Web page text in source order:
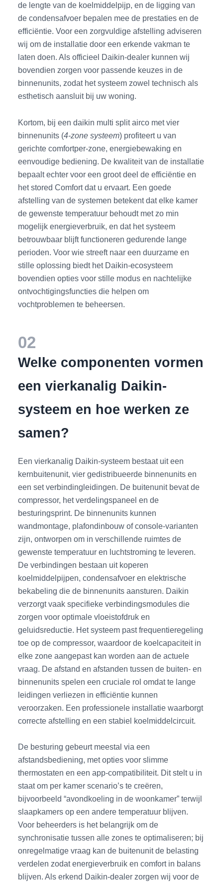
de lengte van de koelmiddelpijp, en de ligging van
de condensafvoer bepalen mee de prestaties en de
efficiëntie. Voor een zorgvuldige afstelling adviseren
wij om de installatie door een erkende vakman te
laten doen. Als officieel Daikin-dealer kunnen wij
bovendien zorgen voor passende keuzes in de
binnenunits, zodat het systeem zowel technisch als
esthetisch aansluit bij uw woning.
Kortom, bij een daikin multi split airco met vier
binnenunits (4-zone systeem) profiteert u van
gerichte comfortper-zone, energiebewaking en
eenvoudige bediening. De kwaliteit van de installatie
bepaalt echter voor een groot deel de efficiëntie en
het stored Comfort dat u ervaart. Een goede
afstelling van de systemen betekent dat elke kamer
de gewenste temperatuur behoudt met zo min
mogelijk energieverbruik, en dat het systeem
betrouwbaar blijft functioneren gedurende lange
perioden. Voor wie streeft naar een duurzame en
stille oplossing biedt het Daikin-ecosysteem
bovendien opties voor stille modus en nachtelijke
ontvochtigingsfuncties die helpen om
vochtproblemen te beheersen.
02
Welke componenten vormen
een vierkanalig Daikin-
systeem en hoe werken ze
samen?
Een vierkanalig Daikin-systeem bestaat uit een
kernbuitenunit, vier gedistribueerde binnenunits en
een set verbindingleidingen. De buitenunit bevat de
compressor, het verdelingspaneel en de
besturingsprint. De binnenunits kunnen
wandmontage, plafondinbouw of console-varianten
zijn, ontworpen om in verschillende ruimtes de
gewenste temperatuur en luchtstroming te leveren.
De verbindingen bestaan uit koperen
koelmiddelpijpen, condensafvoer en elektrische
bekabeling die de binnenunits aansturen. Daikin
verzorgt vaak specifieke verbindingsmodules die
zorgen voor optimale vloeistofdruk en
geluidsreductie. Het systeem past frequentieregeling
toe op de compressor, waardoor de koelcapaciteit in
elke zone aangepast kan worden aan de actuele
vraag. De afstand en afstanden tussen de buiten- en
binnenunits spelen een cruciale rol omdat te lange
leidingen verliezen in efficiëntie kunnen
veroorzaken. Een professionele installatie waarborgt
correcte afstelling en een stabiel koelmiddelcircuit.
De besturing gebeurt meestal via een
afstandsbediening, met opties voor slimme
thermostaten en een app-compatibiliteit. Dit stelt u in
staat om per kamer scenario’s te creëren,
bijvoorbeeld “avondkoeling in de woonkamer” terwijl
slaapkamers op een andere temperatuur blijven.
Voor beheerders is het belangrijk om de
synchronisatie tussen alle zones te optimaliseren; bij
onregelmatige vraag kan de buitenunit de belasting
verdelen zodat energieverbruik en comfort in balans
blijven. Als erkend Daikin-dealer zorgen wij voor de